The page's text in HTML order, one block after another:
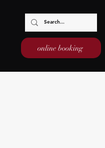
online booking